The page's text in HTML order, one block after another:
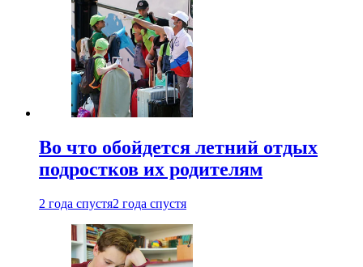
Во что обойдется летний отдых
подростков их родителям
2 года спустя2 года спустя